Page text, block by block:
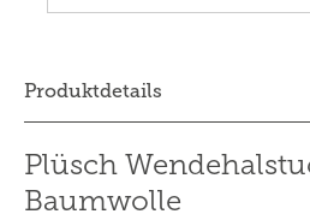
Produktdetails
Plüsch
Baumwolle